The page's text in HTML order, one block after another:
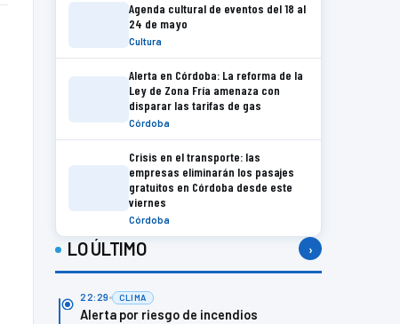
Agenda cultural de eventos del 18 al
24 de mayo
Cultura
Alerta en Córdoba: La reforma de la
Ley de Zona Fría amenaza con
disparar las tarifas de gas
Córdoba
Crisis en el transporte: las
empresas eliminarán los pasajes
gratuitos en Córdoba desde este
viernes
Córdoba
LO ÚLTIMO ›
22:29 CLIMA
Alerta por riesgo de incendios